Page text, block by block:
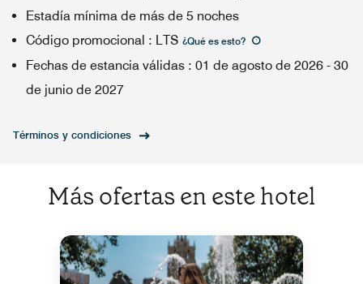
Estadía mínima de más de 5 noches
Código promocional : LTS ¿Qué es esto?
Fechas de estancia válidas : 01 de agosto de 2026 - 30
de junio de 2027
Términos y condiciones
Más ofertas en este hotel